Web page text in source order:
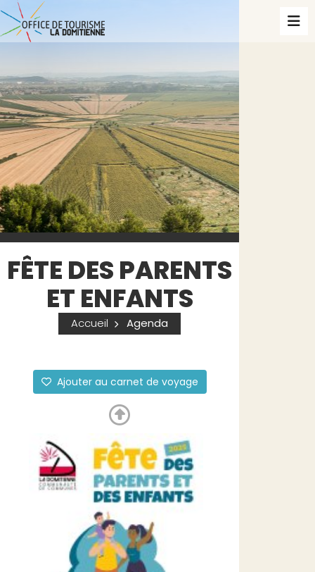
FÊTE DES PARENTS
ET ENFANTS
Accueil Agenda
Ajouter au carnet de voyage